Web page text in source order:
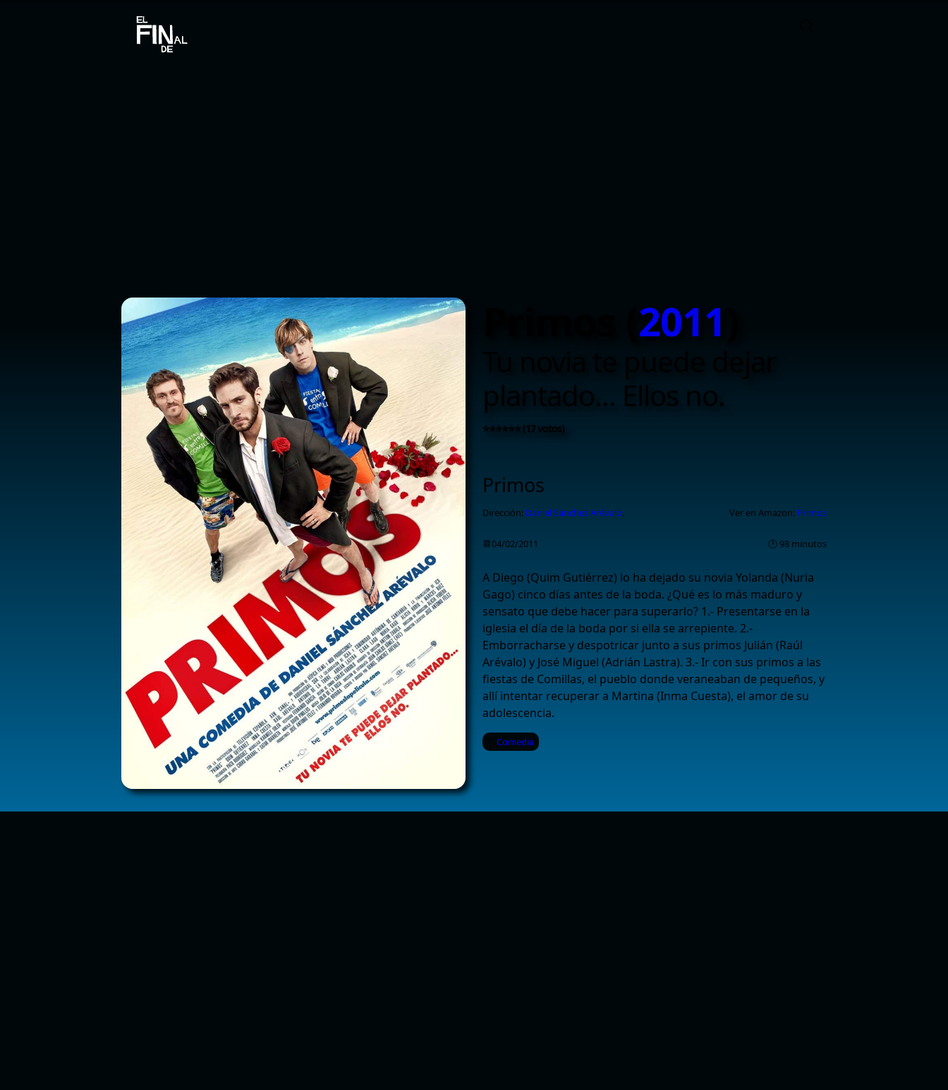
2011
Tu novia te puede dejar
plantado... Ellos no.
⭐⭐⭐⭐⭐⭐ (17 votos)
Primos
Dirección: Daniel Sánchez Arévalo. Ver en Amazon: Primos
📆04/02/2011 🕑 98 minutos
A Diego (Quim Gutiérrez) lo ha dejado su novia Yolanda (Nuria
Gago) cinco días antes de la boda. ¿Qué es lo más maduro y
sensato que debe hacer para superarlo? 1.- Presentarse en la
iglesia el día de la boda por si ella se arrepiente. 2.-
Emborracharse y despotricar junto a sus primos Julián (Raúl
Arévalo) y José Miguel (Adrián Lastra). 3.- Ir con sus primos a las
fiestas de Comillas, el pueblo donde veraneaban de pequeños, y
allí intentar recuperar a Martina (Inma Cuesta), el amor de su
adolescencia.
Comedia